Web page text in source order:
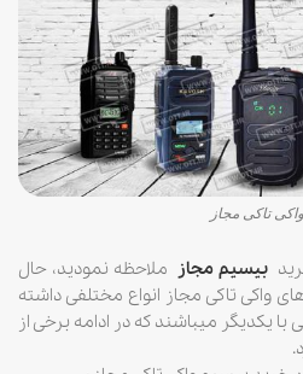
تاکی مجاز
بیسیم مجاز ملاحظه نمودید، حال
واکی تاکی مجاز انواع مختلفی داشته
یکدیگر میباشند که در ادامه برخی از